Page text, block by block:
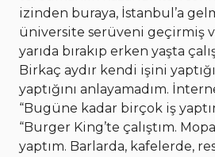
izinden buraya, İstanbul’a
üniversite serüveni geçirmiş
yarıda bırakıp erken yaşta
Birkaç aydır kendi işini
yaptığını anlayamadım.
“Bugüne kadar birçok iş
“Burger King’te çalıştım.
yaptım. Barlarda, kafelerde,